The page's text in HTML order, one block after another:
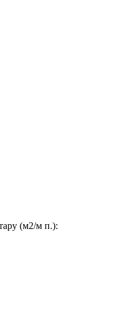
(м2/м п.):